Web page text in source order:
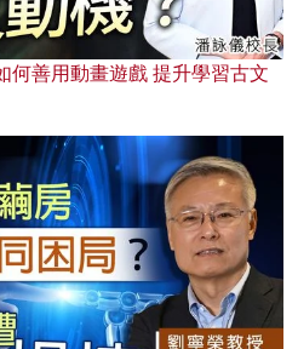
何善用動畫遊戲 提升學習古文